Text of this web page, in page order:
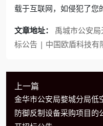
载于互联网，如侵犯了您
文章地址：
禹城市公安
标公告 | 中国欧盾科技有
上一篇
金华市公安局婺城分局低
防御反制设备采购项目的